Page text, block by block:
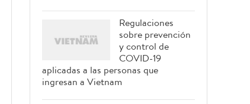
Regulaciones
sobre prevención
y control de
COVID-19
aplicadas a las personas que
ingresan a Vietnam